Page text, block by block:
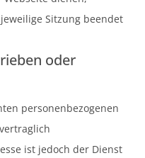
Sitzung beendet
oder
personenbezogenen
ist jedoch der Dienst